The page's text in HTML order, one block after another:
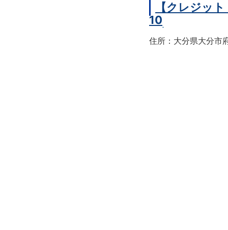
【クレジッ
10
住所：大分県大分市